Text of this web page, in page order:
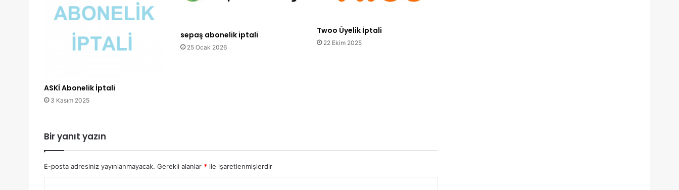
ASKİ Abonelik İptali
3 Kasım 2025
sepaş abonelik iptali
25 Ocak 2026
Twoo Üyelik İptali
22 Ekim 2025
Bir yanıt yazın
E-posta adresiniz yayınlanmayacak. Gerekli alanlar * ile işaretlenmişlerdir